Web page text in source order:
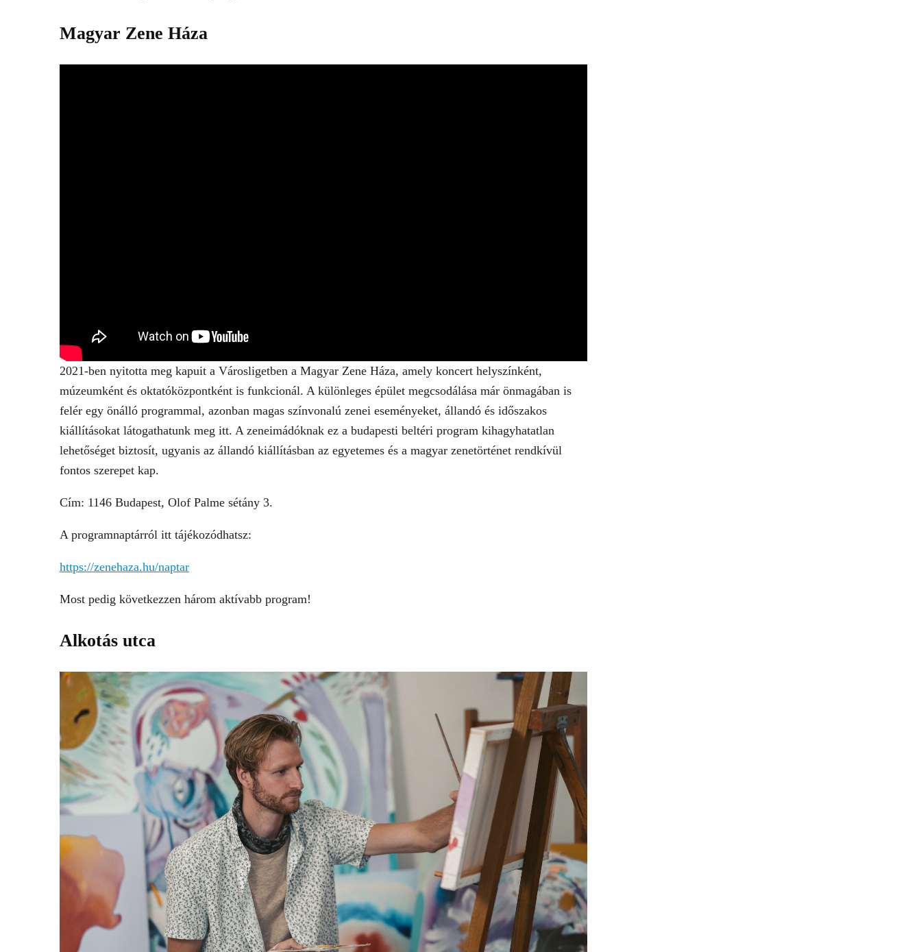
Magyar Zene Háza
2021-ben nyitotta meg kapuit a Városligetben a Magyar Zene Háza, amely koncert helyszínként,
múzeumként és oktatóközpontként is funkcionál. A különleges épület megcsodálása már önmagában is
felér egy önálló programmal, azonban magas színvonalú zenei eseményeket, állandó és időszakos
kiállításokat látogathatunk meg itt. A zeneimádóknak ez a budapesti beltéri program kihagyhatatlan
lehetőséget biztosít, ugyanis az állandó kiállításban az egyetemes és a magyar zenetörténet rendkívül
fontos szerepet kap.
Cím: 1146 Budapest, Olof Palme sétány 3.
A programnaptárról itt tájékozódhatsz:
https://zenehaza.hu/naptar
Most pedig következzen három aktívabb program!
Alkotás utca